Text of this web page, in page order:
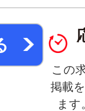
この
掲載
ま